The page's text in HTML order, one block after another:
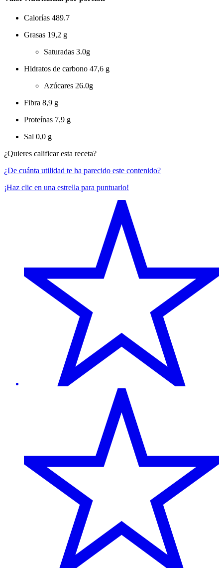
Calorías 489.7
Grasas 19,2 g
Saturadas 3.0g
Hidratos de carbono 47,6 g
Azúcares 26.0g
Fibra 8,9 g
Proteínas 7,9 g
Sal 0,0 g
¿Quieres calificar esta receta?
¿De cuánta utilidad te ha parecido este contenido?
¡Haz clic en una estrella para puntuarlo!